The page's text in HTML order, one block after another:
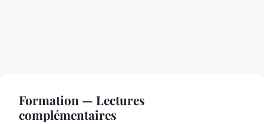
Formation — Lectures
complémentaires